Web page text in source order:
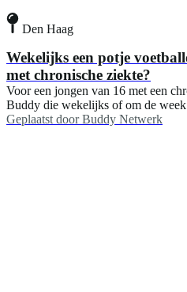
Den Haag
Wekelijks een potje
met chronische ziekte?
Voor een jongen van 16 met een
Buddy die wekelijks of om de
Geplaatst door Buddy Netwerk